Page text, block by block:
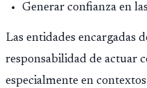
Generar confianza en
Las entidades encargadas
responsabilidad de actuar
especialmente en